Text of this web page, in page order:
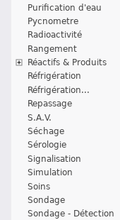
Purification d'eau
Pycnometre
Radioactivité
Rangement
Réactifs & Produits
Réfrigération
Réfrigération...
Repassage
S.A.V.
Séchage
Sérologie
Signalisation
Simulation
Soins
Sondage
Sondage - Détection